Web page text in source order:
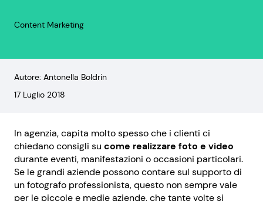
Content Marketing
Autore: Antonella Boldrin
17 Luglio 2018
In agenzia, capita molto spesso che i clienti ci
chiedano consigli su come realizzare foto e video
durante eventi, manifestazioni o occasioni particolari.
Se le grandi aziende possono contare sul supporto di
un fotografo professionista, questo non sempre vale
per le piccole e medie aziende, che tante volte si